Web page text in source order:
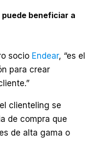
puede beneficiar a
socio Endear, “es el
para crear
clienteling se
de compra que
de alta gama o